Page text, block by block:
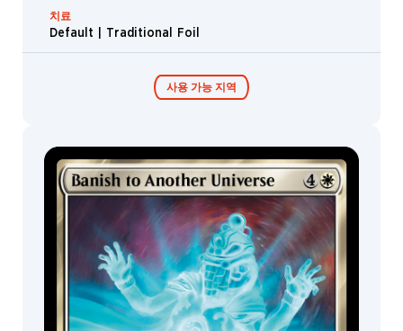
치료
Default | Traditional Foil
사용 가능 지역
Blast from the
Past
콜렉터 부스터 /
디스플레이
커맨더 덱